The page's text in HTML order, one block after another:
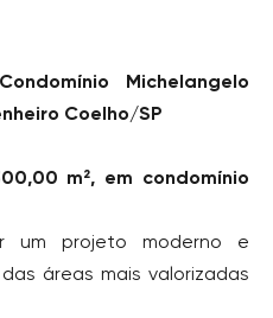
Michelangelo
Coelho/SP
m², em condomínio
um projeto moderno e
áreas mais valorizadas